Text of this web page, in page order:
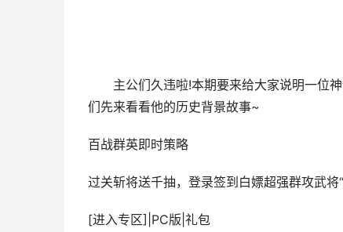
主公们久违啦!本期要来给大家说明一位
们先来看看他的历史背景故事~
百战群英即时策略
过关斩将送千抽，登录签到白嫖超强群攻武将“
[进入专区] PC版 礼包